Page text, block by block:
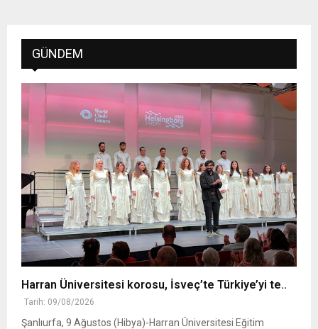
GÜNDEM
Harran Üniversitesi korosu, İsveç’te Türkiye’yi te..
Tarih: 09/08/2026
Şanlıurfa, 9 Ağustos (Hibya)-Harran Üniversitesi Eğitim